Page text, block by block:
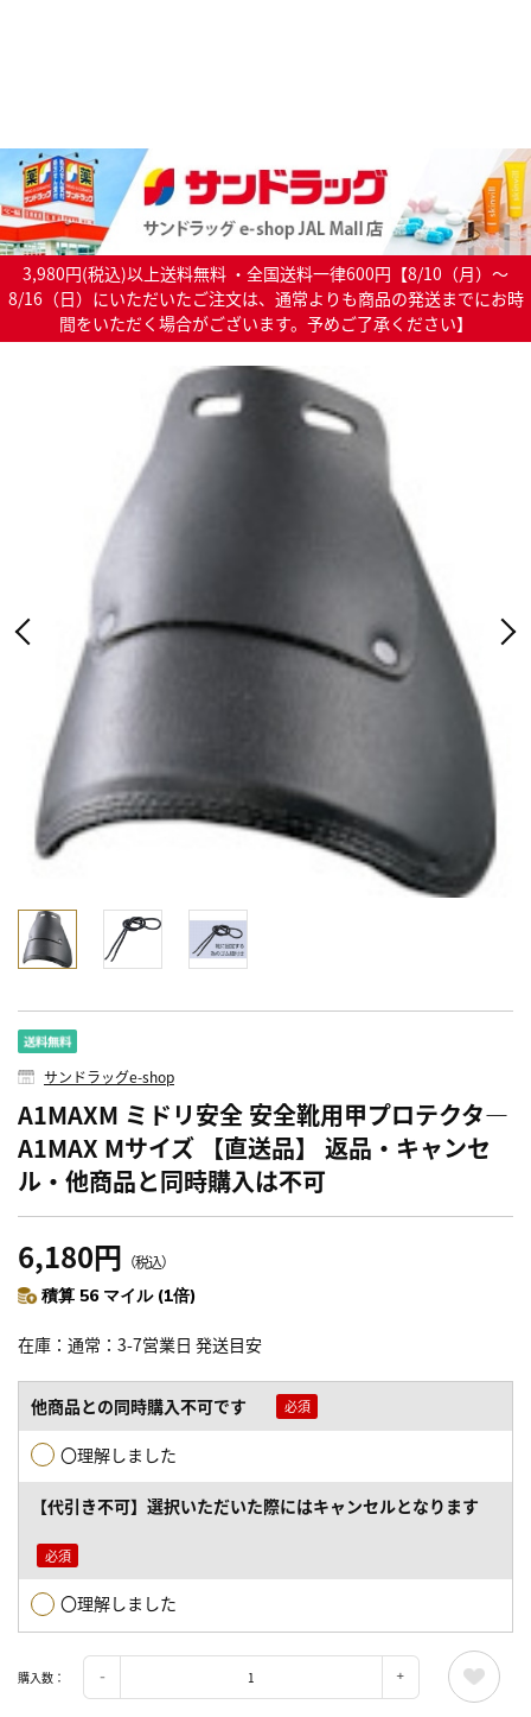
3,980円(税込)以上送料無料 ・全国送料一律600円【8/10（月）～
8/16（日）にいただいたご注文は、通常よりも商品の発送までにお時
間をいただく場合がございます。予めご了承ください】
サンドラッグe-shop
A1MAXM ミドリ安全 安全靴用甲プロテクタ―
A1MAX Mサイズ 【直送品】 返品・キャンセ
ル・他商品と同時購入は不可
6,180円 （税込）
積算 56 マイル (1倍)
在庫 通常：3-7営業日 発送目安
他商品との同時購入不可です
〇理解しました
【代引き不可】選択いただいた際にはキャンセルとなります
〇理解しました
購入数：